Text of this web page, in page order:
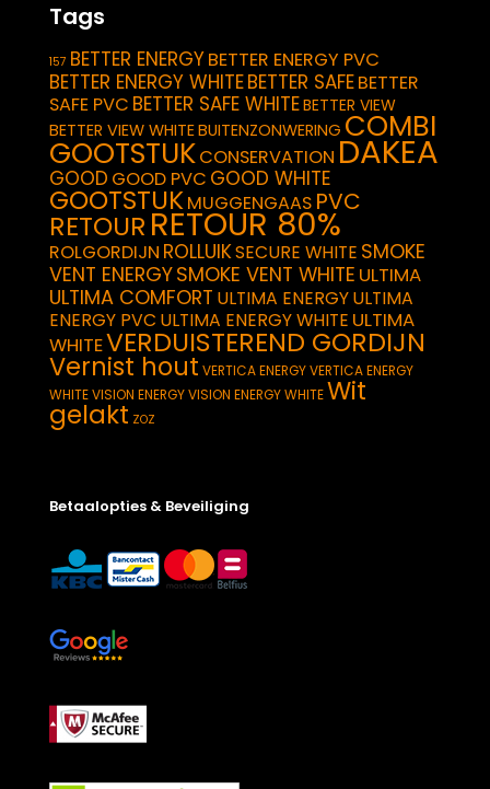
Tags
157 BETTER ENERGYBETTER ENERGY PVC
BETTER ENERGY WHITEBETTER SAFEBETTER
SAFE PVC BETTER SAFE WHITEBETTER VIEW
BETTER VIEW WHITEBUITENZONWERING COMBI
GOOTSTUKCONSERVATION DAKEA
GOOD GOOD PVC GOOD WHITE
GOOTSTUKMUGGENGAAS PVC
RETOUR RETOUR 80%
ROLGORDIJN ROLLUIKSECURE WHITE SMOKE
VENT ENERGYSMOKE VENT WHITE ULTIMA
ULTIMA COMFORT ULTIMA ENERGYULTIMA
ENERGY PVC ULTIMA ENERGY WHITE ULTIMA
WHITEVERDUISTEREND GORDIJN
Vernist hout VERTICA ENERGYVERTICA ENERGY
WHITEVISION ENERGYVISION ENERGY WHITEWit
gelakt ZOZ
Betaalopties & Beveiliging